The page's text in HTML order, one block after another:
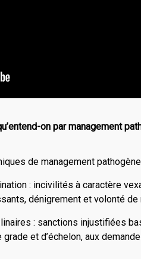
on par management
de management
: incivilités à caractère
dénigrement et volonté de
: sanctions injustifiées
et d’échelon, aux